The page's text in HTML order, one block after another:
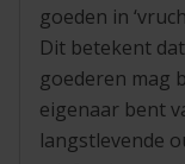
goeden in
Dit betekent
goederen mag
eigenaar bent
langstlevende